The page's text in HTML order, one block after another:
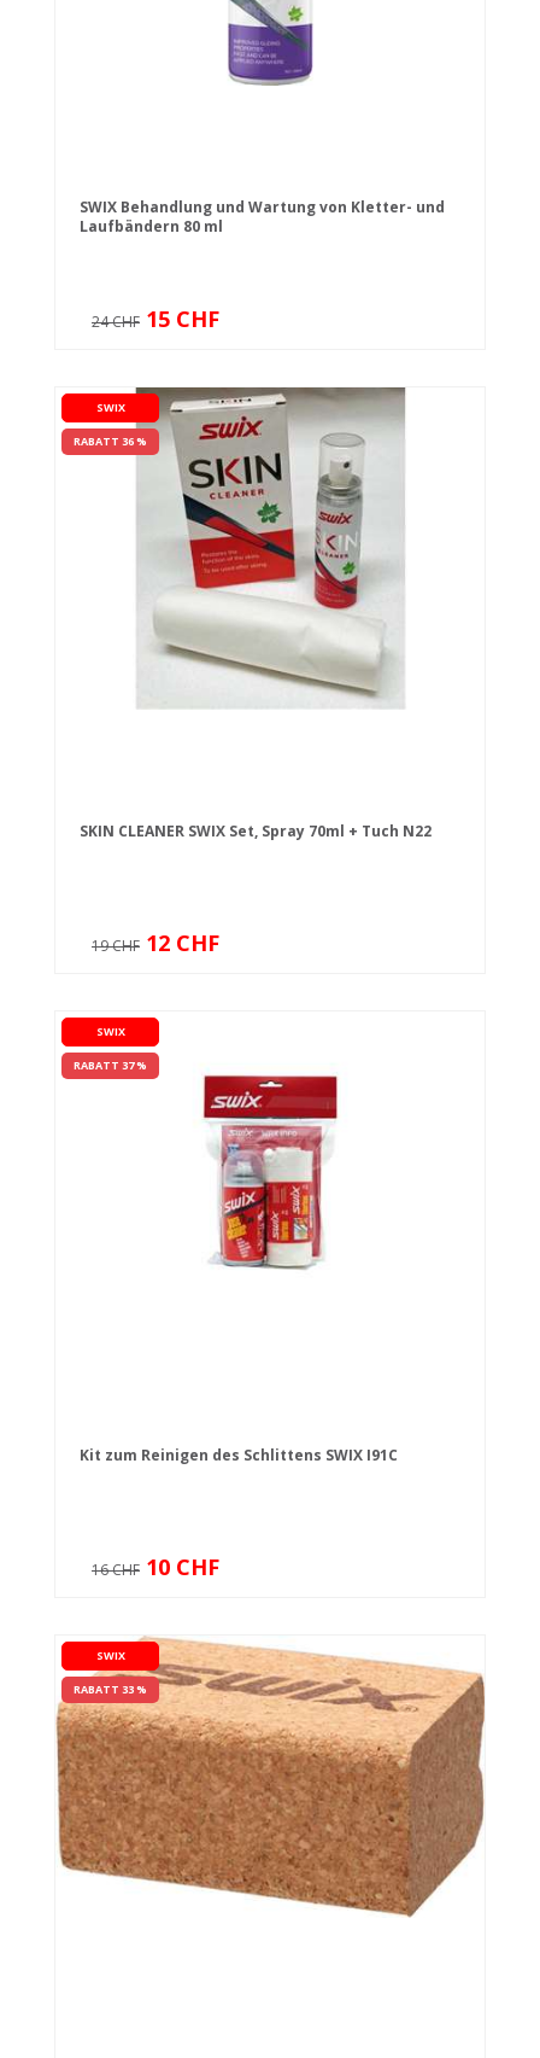
SWIX Behandlung und Wartung von Kletter- und
Laufbändern 80 ml
24 CHF 15 CHF
SWIX
RABATT 36 %
SKIN CLEANER SWIX Set, Spray 70ml + Tuch N22
19 CHF 12 CHF
SWIX
RABATT 37 %
Kit zum Reinigen des Schlittens SWIX I91C
16 CHF 10 CHF
SWIX
RABATT 33 %